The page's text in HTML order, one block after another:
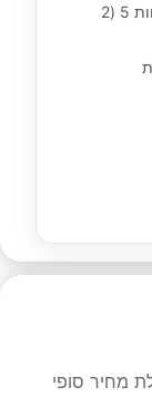
מקומות שינה 5 · מושבים עם חגורות בטיחות 5 (2
מחיר סופי